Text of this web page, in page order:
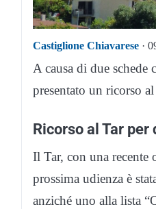
Castiglione Chiavarese ·
A causa di due schede
presentato un ricorso al
Ricorso al Tar
Il Tar, con una recente
prossima udienza è
anziché uno alla lista